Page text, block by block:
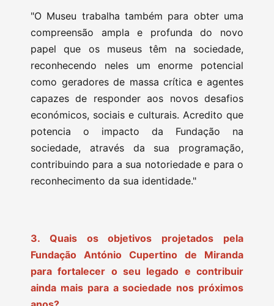
"O Museu trabalha também para obter uma
compreensão ampla e profunda do novo
papel que os museus têm na sociedade,
reconhecendo neles um enorme potencial
como geradores de massa crítica e agentes
capazes de responder aos novos desafios
económicos, sociais e culturais. Acredito que
potencia o impacto da Fundação na
sociedade, através da sua programação,
contribuindo para a sua notoriedade e para o
reconhecimento da sua identidade."
3. Quais os objetivos projetados pela
Fundação António Cupertino de Miranda
para fortalecer o seu legado e contribuir
ainda mais para a sociedade nos próximos